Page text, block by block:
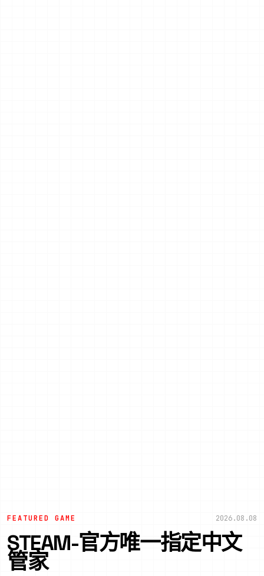
FEATURED GAME 2026.08.08
STEAM-官方唯一指定中文
管家